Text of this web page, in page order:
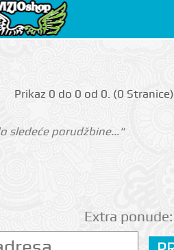
Prikаz 0 do 0 оd 0. (0 Strаnicе)
sledeće porudžbine..."
Extra ponude: